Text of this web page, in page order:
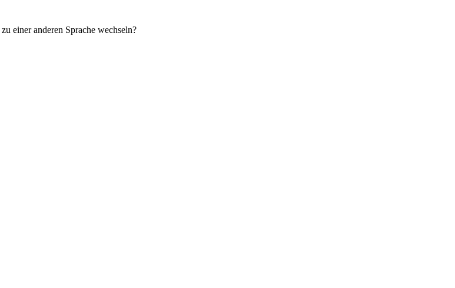
einer anderen Sprache wechseln?